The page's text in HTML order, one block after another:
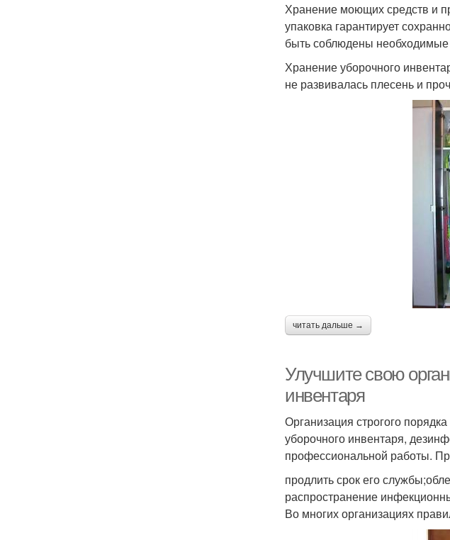
Хранение моющих средств и
упаковка гарантирует
быть соблюдены необходимые
Хранение уборочного
не развивалась плесень и
читать дальше →
Улучшите свою
инвентаря
Организация строгого
уборочного инвентаря,
профессиональной работы.
продлить срок его
распространение
Во многих организациях